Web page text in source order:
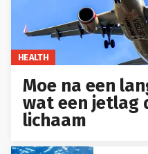
HEALTH
Moe na een
wat een jetlag
lichaam